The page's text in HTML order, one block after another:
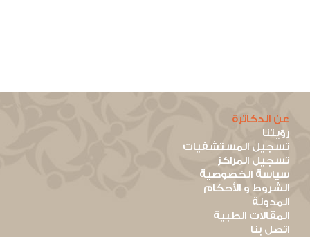
عن الدكاترة
رؤيتنا
تسجيل المستشفيات
تسجيل المراكز
سياسة الخصوصية
الشروط و الأحكام
المدونة
المقالات الطبية
اتصل بنا